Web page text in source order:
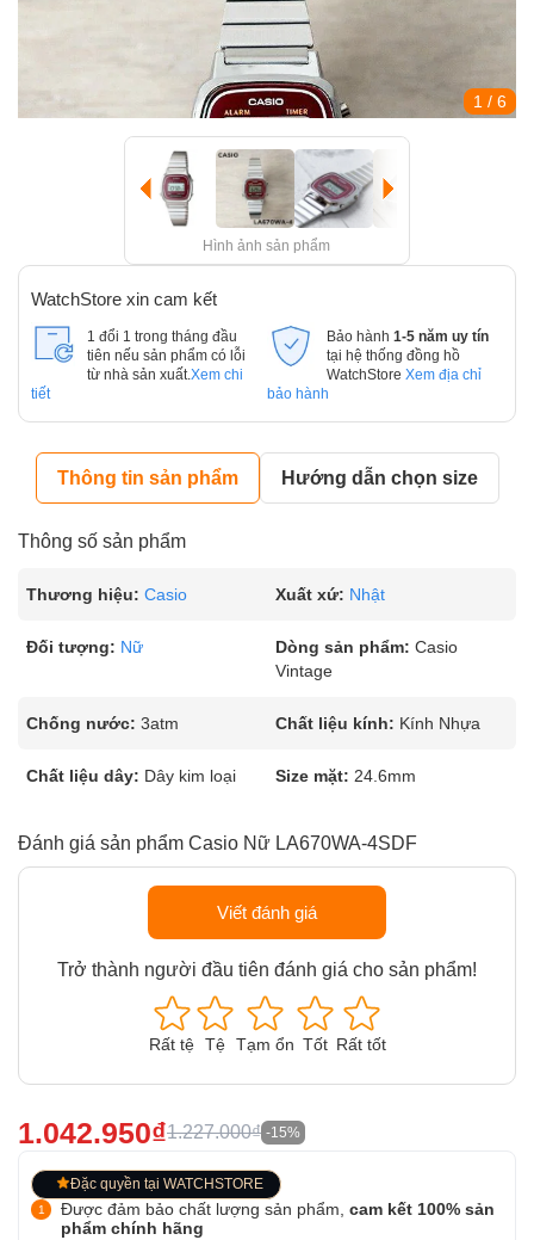
1 / 6
Hình ảnh sản phẩm
WatchStore xin cam kết
1 đổi 1 trong tháng đầu
tiên nếu sản phẩm có lỗi
từ nhà sản xuất. Xem chi
tiết
Bảo hành 1-5 năm uy tín
tại hệ thống đồng hồ
WatchStore Xem địa chỉ
bảo hành
Thông tin sản phẩm Hướng dẫn chọn size
Thông số sản phẩm
Thương hiệu: Casio Xuất xứ: Nhật
Đối tượng: Nữ Dòng sản phẩm: Casio
Vintage
Chống nước: 3atm Chất liệu kính: Kính Nhựa
Chất liệu dây: Dây kim loại Size mặt: 24.6mm
Đánh giá sản phẩm Casio Nữ LA670WA-4SDF
Viết đánh giá
Trở thành người đầu tiên đánh giá cho sản phẩm!
Rất tệ Tệ Tạm ổn Tốt Rất tốt
1.042.950₫1.227.000₫ -15%
Đặc quyền tại WATCHSTORE
Được đảm bảo chất lượng sản phẩm, cam kết 100% sản
phẩm chính hãng